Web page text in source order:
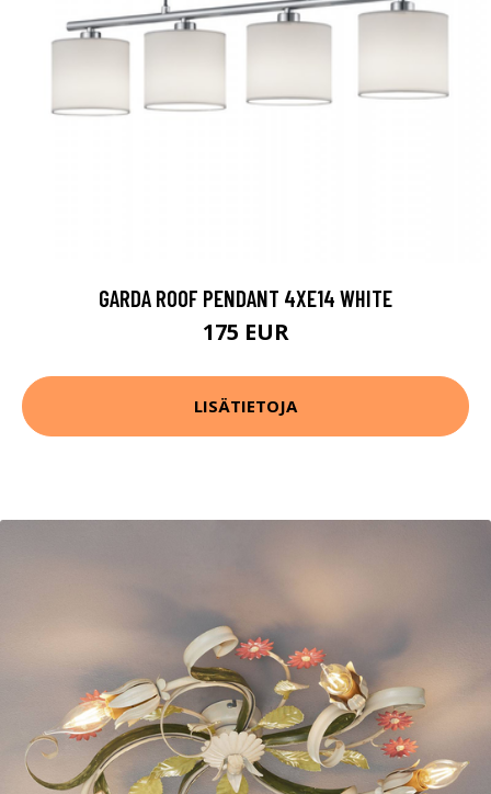
GARDA ROOF PENDANT 4XE14 WHITE
175 EUR
LISÄTIETOJA